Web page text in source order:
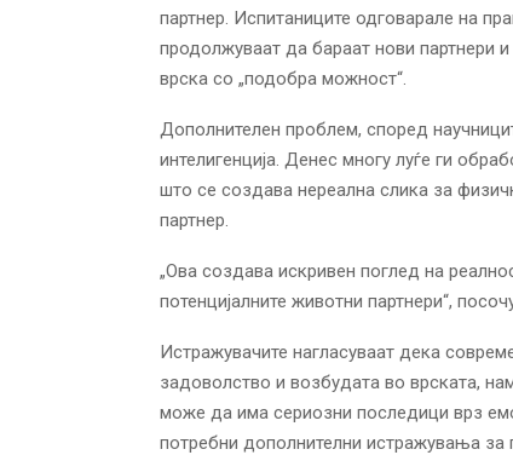
партнер. Испитаниците одговарале на
продолжуваат да бараат нови партнери
врска со „подобра можност“.
Дополнителен проблем, според
интелигенција. Денес многу луѓе ги
што се создава нереална слика за
партнер.
„Ова создава искривен поглед на
потенцијалните животни партнери“,
Истражувачите нагласуваат дека
задоволство и возбудата во врската,
може да има сериозни последици врз
потребни дополнителни истражувања за